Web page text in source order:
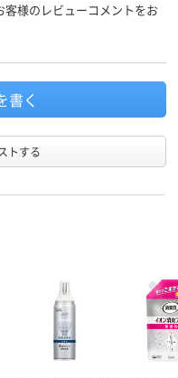
客様のレビューコメントをお
書く
トする